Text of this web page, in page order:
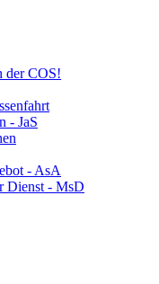
der COS!
- JaS
- AsA
Dienst - MsD